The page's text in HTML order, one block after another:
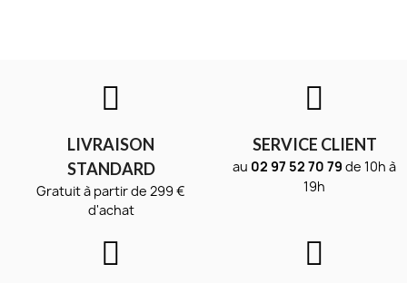
LIVRAISON
STANDARD
Gratuit à partir de 299 €
d'achat
SERVICE CLIENT
au 02 97 52 70 79 de 10h à
19h